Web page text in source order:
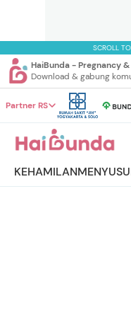
SCROLL
HaiBunda - Pregnancy
Download & gabung
Partner RS
KEHAMILAN